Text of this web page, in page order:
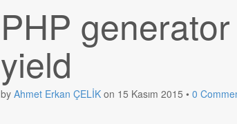
PHP
yield
by Ahmet Erkan ÇELİKon 15 Kasım 2015 • 0